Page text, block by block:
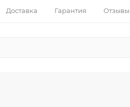
Доставка Гарантия Отзывы